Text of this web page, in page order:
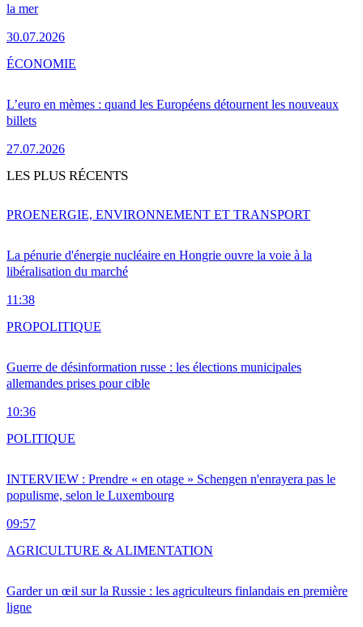
la mer
30.07.2026
L’euro en mèmes : quand les Européens détournent les nouveaux
billets
27.07.2026
ÉCONOMIE
LES PLUS RÉCENTS
La pénurie d'énergie nucléaire en Hongrie ouvre la voie à la
libéralisation du marché
11:38
PROENERGIE, ENVIRONNEMENT ET TRANSPORT
Guerre de désinformation russe : les élections municipales
allemandes prises pour cible
10:36
PROPOLITIQUE
INTERVIEW : Prendre « en otage » Schengen n'enrayera pas le
populisme, selon le Luxembourg
09:57
POLITIQUE
Garder un œil sur la Russie : les agriculteurs finlandais en première
ligne
AGRICULTURE & ALIMENTATION